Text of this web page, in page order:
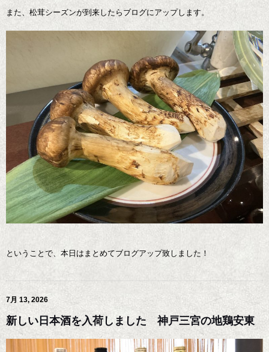
また、松茸シーズンが到来したらブログにアップします。
ということで、本日はまとめてブログアップ致しました！
7月 13, 2026
新しい日本酒を入荷しました 神戸三宮の地鶏安東